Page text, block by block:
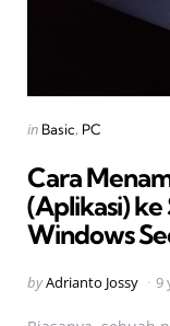
Categories
Posted
in Basic PC
Cara
(Aplikasi)
Windows
Posted
byAdrianto Jossy 9